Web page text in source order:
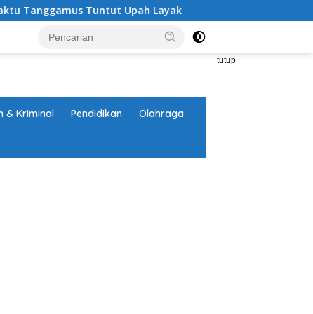
Tuntut Upah Layak Aksi Nyata DPD MAI
tutup
& Kriminal Pendidikan Olahraga